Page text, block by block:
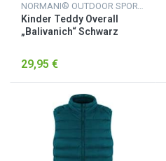
NORMANI® OUTDOOR SPORTS
Kinder Teddy Overall
„Balivanich“ Schwarz
29,95 €